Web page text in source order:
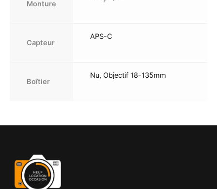
Monture
Capteur
APS-C
Boîtier
Nu, Objectif 18-135mm